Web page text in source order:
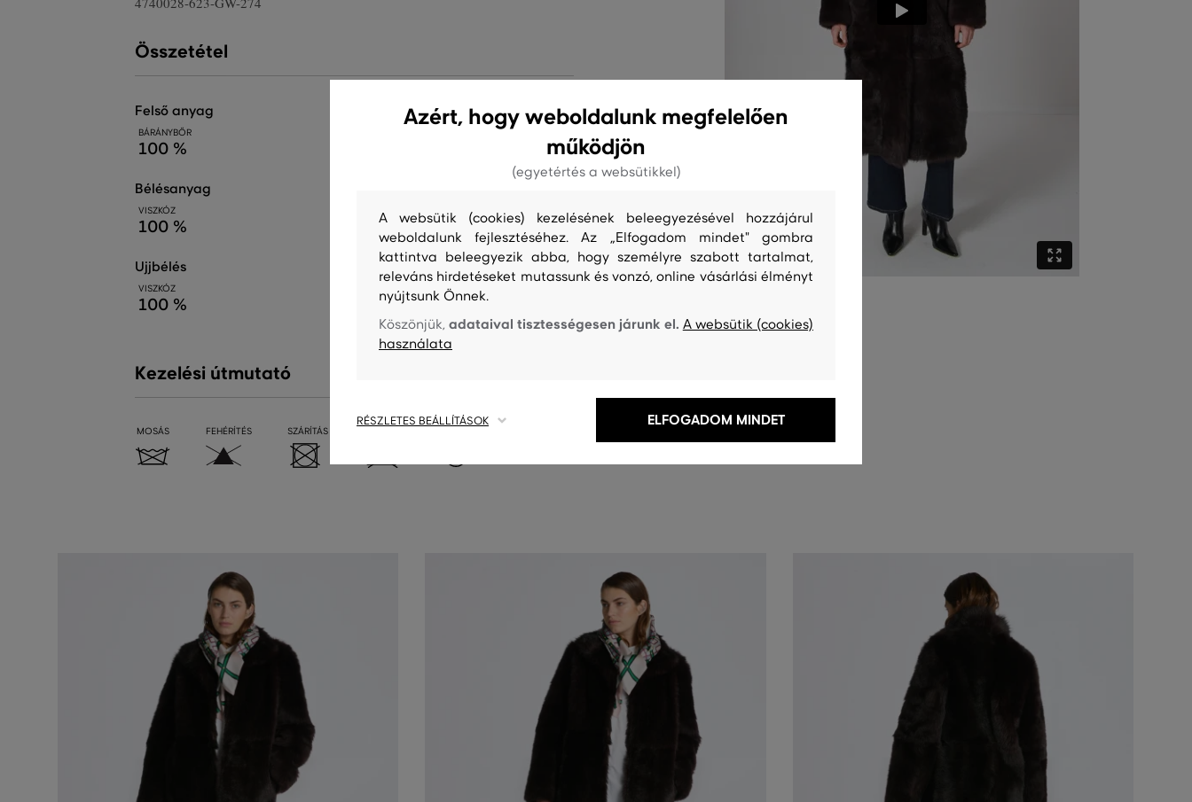
Összetétel
felső anyag
BÁRÁNYBŐR
100 %
bélésanyag
VISZKÓZ
100 %
ujjbélés
VISZKÓZ
100 %
Kezelési útmutató
MOSÁS FEHÉRÍTÉS SZÁRÍTÁS
Azért, hogy weboldalunk megfelelően
működjön
(egyetértés a websütikkel)
A websütik (cookies) kezelésének beleegyezésével hozzájárul
weboldalunk fejlesztéséhez. Az „Elfogadom mindet" gombra
kattintva beleegyezik abba, hogy személyre szabott tartalmat,
releváns hirdetéseket mutassunk és vonzó, online vásárlási élményt
nyújtsunk Önnek.
Köszönjük,adataival tisztességesen járunk el. A websütik (cookies)
használata
RÉSZLETES BEÁLLÍTÁSOK ELFOGADOM MINDET